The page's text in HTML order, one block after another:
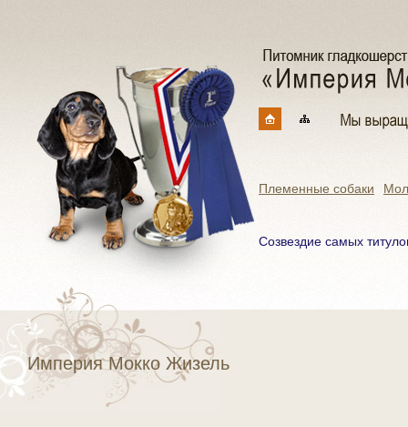
Племенные собаки
Созвездие самых
Империя Мокко Жизель